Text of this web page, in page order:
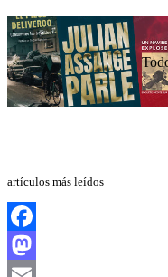
artículos más leídos
Facebook
Mastodon